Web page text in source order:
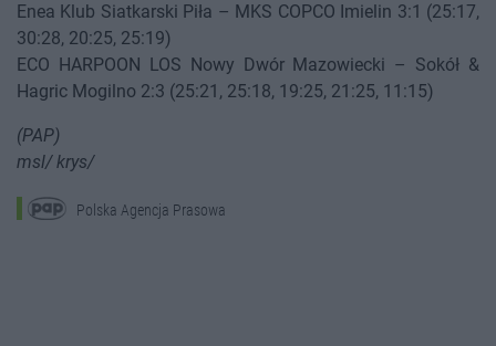
Enea Klub Siatkarski Piła – MKS COPCO Imielin 3:1 (25:17,
30:28, 20:25, 25:19)
ECO HARPOON LOS Nowy Dwór Mazowiecki – Sokół &
Hagric Mogilno 2:3 (25:21, 25:18, 19:25, 21:25, 11:15)
(PAP)
msl/ krys/
Polska Agencja Prasowa